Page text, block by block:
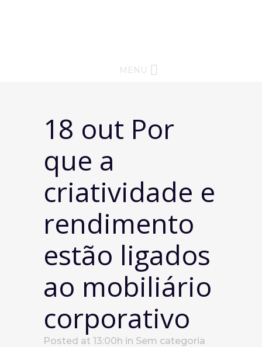
MENU
18 out Por
que a
criatividade e
rendimento
estão ligados
ao mobiliário
corporativo
Posted at 13:00h in Sem categoria